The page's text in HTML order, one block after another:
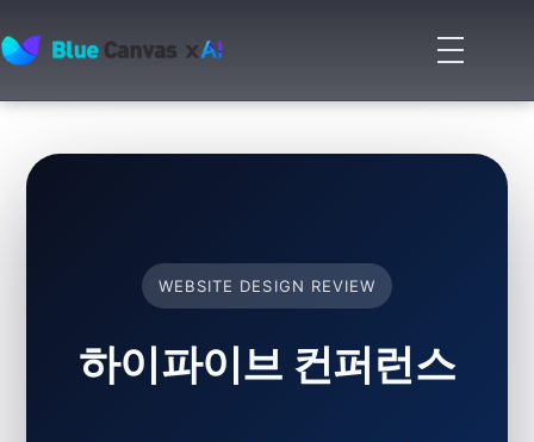
BLUECANVAS
메
뉴
기
WEBSITE DESIGN REVIEW
하이파이브 컨퍼런스